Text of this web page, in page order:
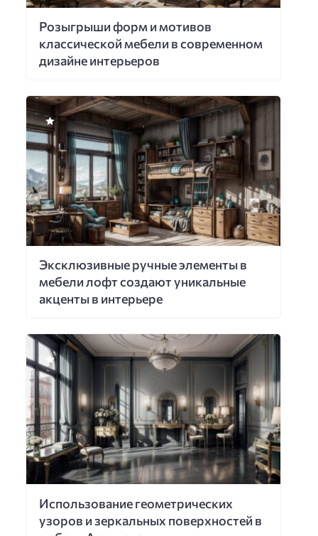
Розыгрыши форм и мотивов
классической мебели в современном
дизайне интерьеров
Эксклюзивные ручные элементы в
мебели лофт создают уникальные
акценты в интерьере
Использование геометрических
узоров и зеркальных поверхностей в